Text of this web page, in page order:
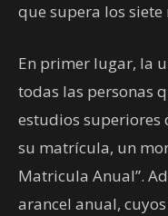
que supera los
En primer lugar, la
todas las personas
estudios superiores
su matrícula, un
Matricula Anual”.
arancel anual,